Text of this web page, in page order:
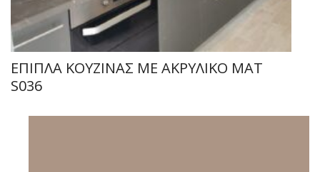
ΕΠΙΠΛΑ ΚΟΥΖΙΝΑΣ ΜΕ ΑΚΡΥΛΙΚΟ ΜΑΤ
S036